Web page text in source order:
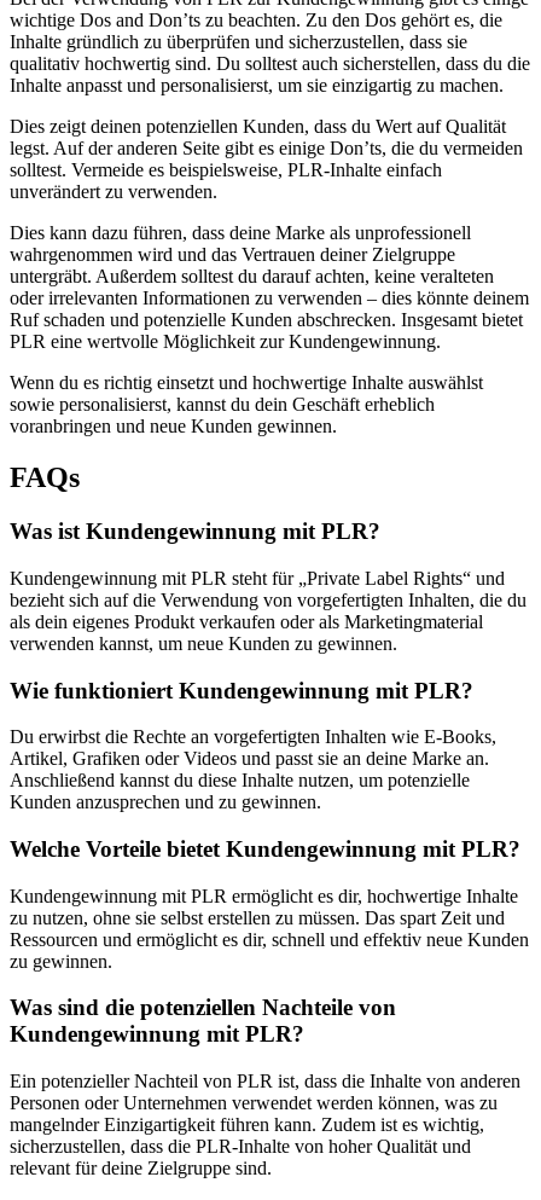
wichtige Dos and Don’ts zu beachten. Zu den Dos gehört es, die
Inhalte gründlich zu überprüfen und sicherzustellen, dass sie
qualitativ hochwertig sind. Du solltest auch sicherstellen, dass du die
Inhalte anpasst und personalisierst, um sie einzigartig zu machen.
Dies zeigt deinen potenziellen Kunden, dass du Wert auf Qualität
legst. Auf der anderen Seite gibt es einige Don’ts, die du vermeiden
solltest. Vermeide es beispielsweise, PLR-Inhalte einfach
unverändert zu verwenden.
Dies kann dazu führen, dass deine Marke als unprofessionell
wahrgenommen wird und das Vertrauen deiner Zielgruppe
untergräbt. Außerdem solltest du darauf achten, keine veralteten
oder irrelevanten Informationen zu verwenden – dies könnte deinem
Ruf schaden und potenzielle Kunden abschrecken. Insgesamt bietet
PLR eine wertvolle Möglichkeit zur Kundengewinnung.
Wenn du es richtig einsetzt und hochwertige Inhalte auswählst
sowie personalisierst, kannst du dein Geschäft erheblich
voranbringen und neue Kunden gewinnen.
FAQs
Was ist Kundengewinnung mit PLR?
Kundengewinnung mit PLR steht für „Private Label Rights“ und
bezieht sich auf die Verwendung von vorgefertigten Inhalten, die du
als dein eigenes Produkt verkaufen oder als Marketingmaterial
verwenden kannst, um neue Kunden zu gewinnen.
Wie funktioniert Kundengewinnung mit PLR?
Du erwirbst die Rechte an vorgefertigten Inhalten wie E-Books,
Artikel, Grafiken oder Videos und passt sie an deine Marke an.
Anschließend kannst du diese Inhalte nutzen, um potenzielle
Kunden anzusprechen und zu gewinnen.
Welche Vorteile bietet Kundengewinnung mit PLR?
Kundengewinnung mit PLR ermöglicht es dir, hochwertige Inhalte
zu nutzen, ohne sie selbst erstellen zu müssen. Das spart Zeit und
Ressourcen und ermöglicht es dir, schnell und effektiv neue Kunden
zu gewinnen.
Was sind die potenziellen Nachteile von
Kundengewinnung mit PLR?
Ein potenzieller Nachteil von PLR ist, dass die Inhalte von anderen
Personen oder Unternehmen verwendet werden können, was zu
mangelnder Einzigartigkeit führen kann. Zudem ist es wichtig,
sicherzustellen, dass die PLR-Inhalte von hoher Qualität und
relevant für deine Zielgruppe sind.